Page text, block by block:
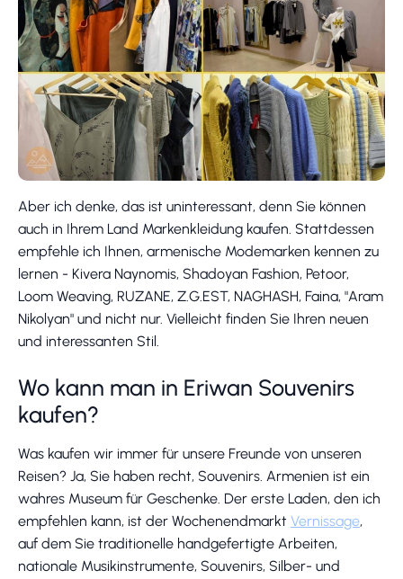
Aber ich denke, das ist uninteressant, denn Sie können
auch in Ihrem Land Markenkleidung kaufen. Stattdessen
empfehle ich Ihnen, armenische Modemarken kennen zu
lernen - Kivera Naynomis, Shadoyan Fashion, Petoor,
Loom Weaving, RUZANE, Z.G.EST, NAGHASH, Faina, "Aram
Nikolyan" und nicht nur. Vielleicht finden Sie Ihren neuen
und interessanten Stil.
Wo kann man in Eriwan Souvenirs
kaufen?
Was kaufen wir immer für unsere Freunde von unseren
Reisen? Ja, Sie haben recht, Souvenirs. Armenien ist ein
wahres Museum für Geschenke. Der erste Laden, den ich
empfehlen kann, ist der Wochenendmarkt Vernissage,
auf dem Sie traditionelle handgefertigte Arbeiten,
nationale Musikinstrumente, Souvenirs, Silber- und